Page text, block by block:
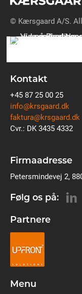
© Kærsgaard A/S.
Kontakt
+45 87 25 00 25
info@krsgaard.dk
faktura@krsgaard.dk
Cvr.: DK 3435 4332
Firmaadresse
Petersmindevej 2,
Følg os på:
Partnere
Menu